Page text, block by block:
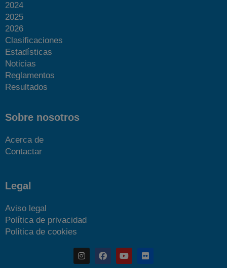
2024
2025
2026
Clasificaciones
Estadísticas
Noticias
Reglamentos
Resultados
Sobre nosotros
Acerca de
Contactar
Legal
Aviso legal
Política de privacidad
Política de cookies